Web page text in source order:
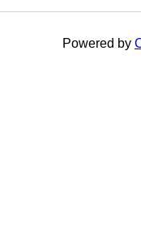
Powered by